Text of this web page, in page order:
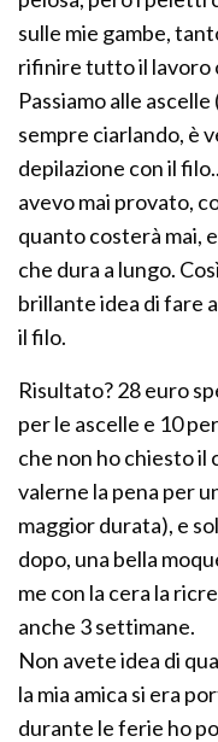
sulle mie gambe,
rifinire tutto il lavoro
Passiamo alle
sempre ciarlando, è
depilazione con il
avevo mai provato,
quanto costerà mai,
che dura a lungo.
brillante idea di fare
il filo.
Risultato? 28 euro
per le ascelle e 10
che non ho chiesto il
valerne la pena per
maggior durata), e
dopo, una bella
me con la cera la
anche 3 settimane.
Non avete idea di
la mia amica si era
durante le ferie ho